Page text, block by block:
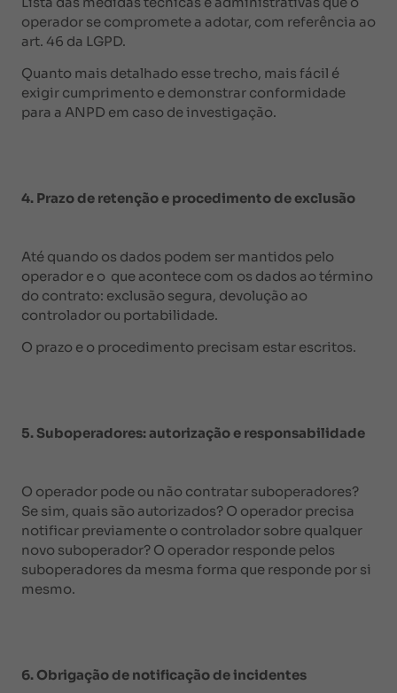
operador se compromete a adotar, com referência ao
art. 46 da LGPD.
Quanto mais detalhado esse trecho, mais fácil é
exigir cumprimento e demonstrar conformidade
para a ANPD em caso de investigação.
4. Prazo de retenção e procedimento de exclusão
Até quando os dados podem ser mantidos pelo
operador e o que acontece com os dados ao término
do contrato: exclusão segura, devolução ao
controlador ou portabilidade.
O prazo e o procedimento precisam estar escritos.
5. Suboperadores: autorização e responsabilidade
O operador pode ou não contratar suboperadores?
Se sim, quais são autorizados? O operador precisa
notificar previamente o controlador sobre qualquer
novo suboperador? O operador responde pelos
suboperadores da mesma forma que responde por si
mesmo.
6. Obrigação de notificação de incidentes